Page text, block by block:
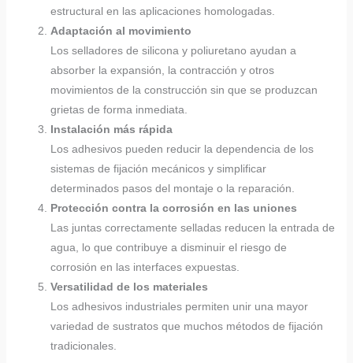
estructural en las aplicaciones homologadas.
Adaptación al movimiento
Los selladores de silicona y poliuretano ayudan a
absorber la expansión, la contracción y otros
movimientos de la construcción sin que se produzcan
grietas de forma inmediata.
Instalación más rápida
Los adhesivos pueden reducir la dependencia de los
sistemas de fijación mecánicos y simplificar
determinados pasos del montaje o la reparación.
Protección contra la corrosión en las uniones
Las juntas correctamente selladas reducen la entrada de
agua, lo que contribuye a disminuir el riesgo de
corrosión en las interfaces expuestas.
Versatilidad de los materiales
Los adhesivos industriales permiten unir una mayor
variedad de sustratos que muchos métodos de fijación
tradicionales.